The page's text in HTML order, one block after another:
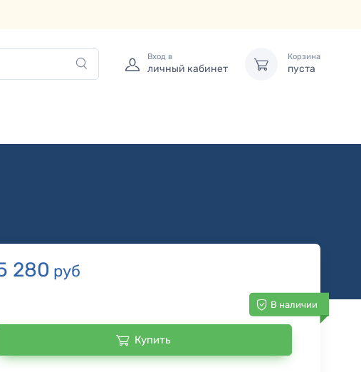
Вход в
личный кабинет
Корзина
пуста
280 руб
В наличии
Купить